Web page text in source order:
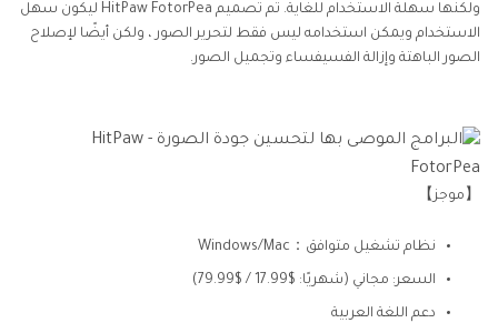
ولكنها سهلة الاستخدام للغاية. تم تصميم HitPaw FotorPea ليكون سهل
الاستخدام ويمكن استخدامه ليس فقط لتحرير الصور ، ولكن أيضًا لإصلاح
الصور الباهتة وإزالة الفسيفساء وتجميل الصور.
【موجز】
نظام تشغيل متوافق：Windows/Mac
السعر: مجاني (شهريًا: $17.99 / $79.99)
دعم اللغة العربية